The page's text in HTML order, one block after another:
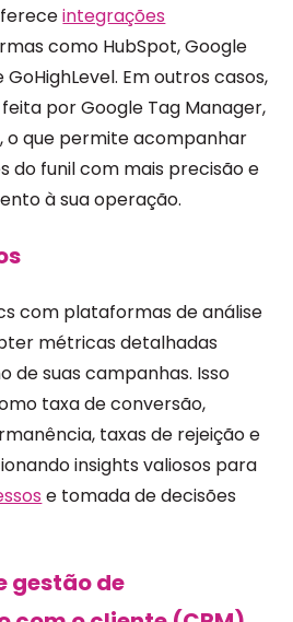
integrações
como HubSpot, Google
Em outros casos,
por Google Tag Manager,
o que permite acompanhar
do funil com mais precisão e
à sua operação.
com plataformas de análise
métricas detalhadas
de suas campanhas. Isso
taxa de conversão,
taxas de rejeição e
insights valiosos para
e tomada de decisões
gestão de